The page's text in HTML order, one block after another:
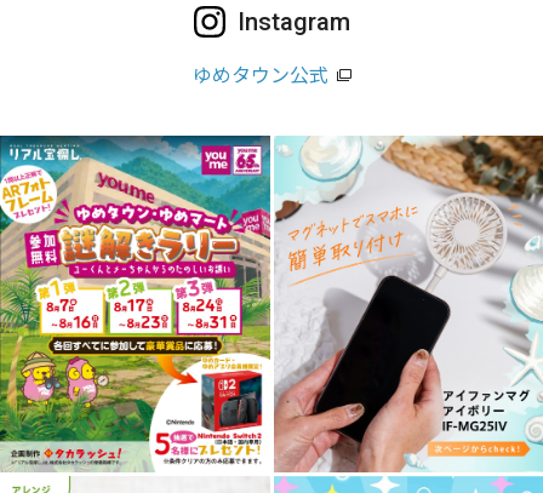
Instagram
ゆめタウン公式